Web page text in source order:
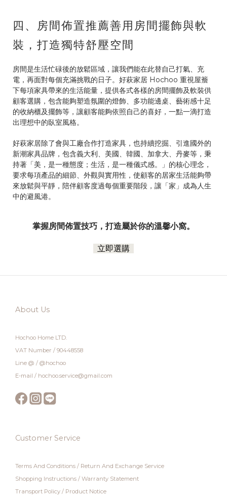
四、房間佈置推薦善用房間擺飾與軟
裝，打造獨特舒壓空間
房間是生活忙碌後的放鬆區域，讓我們能在此替自己打氣、充
電，再面對每個充滿挑戰的日子。好萩家居 Hochoo 重視屋簷
下每項家具帶來的生活能量，提供各式各樣的房間擺飾及軟裝供
顧客選購，包含能夠塑造氛圍的燈飾、多功能邊桌、藝術感十足
的收納櫃及擺飾等，讓顧客能夠依照自己的喜好，一點一滴打造
出理想中的臥室風格。
好萩家居除了會與工廠合作打造家具，也持續挖掘、引進國外的
新潮家具品牌，包含義大利、美國、韓國、加拿大、丹麥等，秉
持著「美，是一種態度；生活，是一種儀式感。」的核心理念，
要求每項產品的細節、外觀與實用性，使顧客的居家生活能夠帶
來放鬆與平靜，陪伴顧客度過每個重要階段，讓「家」成為人生
中的避風港。
掌握房間佈置技巧，打造屬於你的溫馨小窩。
立即選購
About Us
Hochoo Home LTD.
VAT Number / 90448558
Line @ / @hochoo
E-mail / hochoo.service@gmail.com
Customer Service
Terms And Conditions / Return And Exchange Service
Shopping Instructions / Warranty Statement
Transport Policy / Product Notice